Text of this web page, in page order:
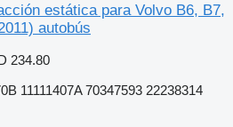
estática para Volvo B6, B7,
autobús
234.80
11111407A 70347593 22238314